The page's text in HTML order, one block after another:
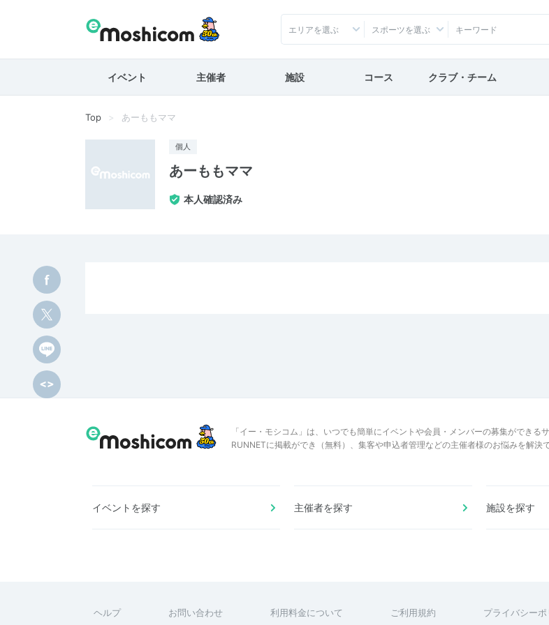
エリアを選ぶ スポーツを選ぶ
イベント 主催者 施設 コース クラブ・チーム
Top あーももママ
個人
あーももママ
本人確認済み
「イー・モシコム」は、いつでも簡単にイベントや会員・メンバーの募集ができるサ
RUNNETに掲載ができ（無料）、集客や申込者管理などの主催者様のお悩みを解決
イベントを探す 主催者を探す 施設を探す
ヘルプ お問い合わせ 利用料金について ご利用規約 プライバシーポ